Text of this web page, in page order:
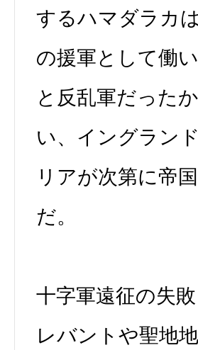
するハマダラカ
の援軍として働
と反乱軍だった
い、イングラン
リアが次第に帝
だ。
十字軍遠征の失
レバントや聖地